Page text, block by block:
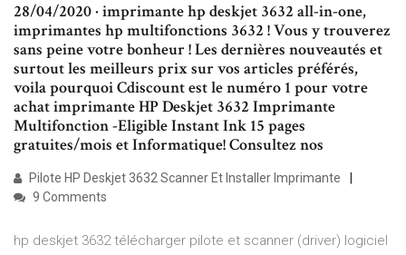
28/04/2020 · imprimante hp deskjet 3632 all-in-one,
imprimantes hp multifonctions 3632 ! Vous y trouverez
sans peine votre bonheur ! Les dernières nouveautés et
surtout les meilleurs prix sur vos articles préférés,
voila pourquoi Cdiscount est le numéro 1 pour votre
achat imprimante HP Deskjet 3632 Imprimante
Multifonction -Eligible Instant Ink 15 pages
gratuites/mois et Informatique! Consultez nos
Pilote HP Deskjet 3632 Scanner Et Installer Imprimante
9 Comments
hp deskjet 3632 télécharger pilote et scanner (driver) logiciel